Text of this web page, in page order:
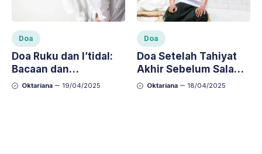
Doa
Doa Ruku dan I’tidal:
Bacaan dan
Keutamaannya dalam
Oktariana 19/04/2025
Doa
Doa Setelah Tahiyat
Akhir Sebelum Salam:
Bacaan dan Artinya
Oktariana 18/04/2025